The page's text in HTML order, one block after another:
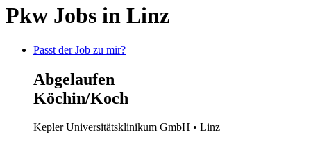
Pkw Jobs in Linz
Passt der Job zu mir?
Abgelaufen
Köchin/Koch
Kepler Universitätsklinikum GmbH • Linz